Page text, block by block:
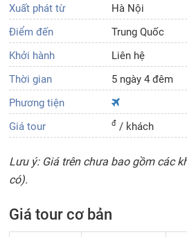
Xuất phát từ
Hà Nội
Điểm đến
Trung Quốc
Khởi hành
Liên hệ
Thời gian
5 ngày 4 đêm
Phương tiện
Giá tour
đ / khách
Lưu ý: Giá trên chưa bao gồm các
có).
Giá tour cơ bản